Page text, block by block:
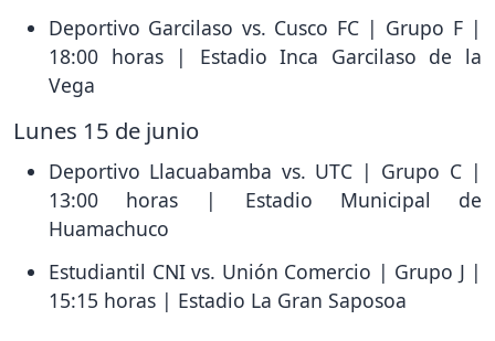
Deportivo Garcilaso vs. Cusco FC | Grupo F |
18:00 horas | Estadio Inca Garcilaso de la
Vega
Lunes 15 de junio
Deportivo Llacuabamba vs. UTC | Grupo C |
13:00 horas | Estadio Municipal de
Huamachuco
Estudiantil CNI vs. Unión Comercio | Grupo J |
15:15 horas | Estadio La Gran Saposoa